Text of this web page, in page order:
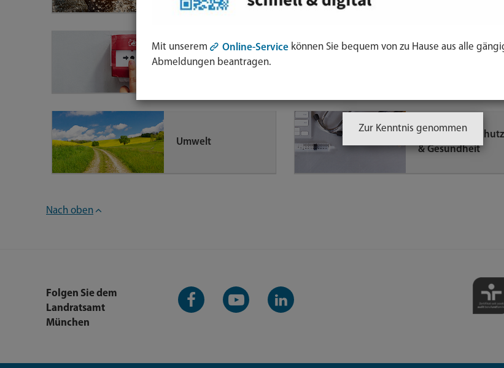
Öffentliche
Sicherheit &
Schule, Bildung &
Umwelt
Verbraucherschutz
& Gesundheit
Nach oben
Folgen Sie dem
Landratsamt
München
Facebook-
Seite
YouTube-
Kanal
LinkedIn-
Kanal
Mit unserem Online-Service können Sie bequem von zu Hause aus alle
Abmeldungen beantragen.
Zur Kenntnis genommen